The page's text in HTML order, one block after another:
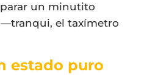
un minutito
el taxímetro
estado puro